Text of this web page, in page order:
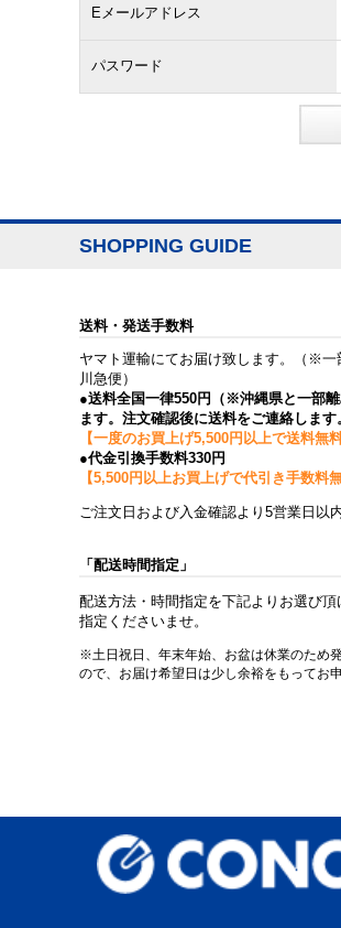
Eメールアドレス
パスワード
SHOPPING GUIDE
送料・発送手数料
ヤマト運輸にてお届け致します。（※一
川急便）
●送料全国一律550円（※沖縄県と一部
ます。注文確認後に送料をご連絡します
【一度のお買上げ5,500円以上で送料無料
●代金引換手数料330円
【5,500円以上お買上げで代引き手数料無
ご注文日および入金確認より5営業日以
「配送時間指定」
配送方法・時間指定を下記よりお選び
指定くださいませ。
※土日祝日、年末年始、お盆は休業のため
ので、お届け希望日は少し余裕をもってお